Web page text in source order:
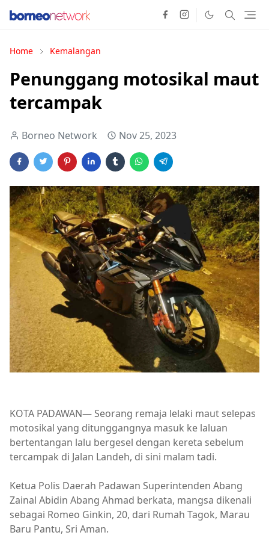
Home Kemalangan
Penunggang motosikal maut
tercampak
Borneo Network Nov 25, 2023
KOTA PADAWAN— Seorang remaja lelaki maut selepas
motosikal yang ditunggangnya masuk ke laluan
bertentangan lalu bergesel dengan kereta sebelum
tercampak di Jalan Landeh, di sini malam tadi.
Ketua Polis Daerah Padawan Superintenden Abang
Zainal Abidin Abang Ahmad berkata, mangsa dikenali
sebagai Romeo Ginkin, 20, dari Rumah Tagok, Marau
Baru Pantu, Sri Aman.